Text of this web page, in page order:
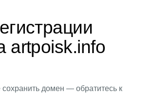
artpoisk.info
сохранить домен — обратитесь к